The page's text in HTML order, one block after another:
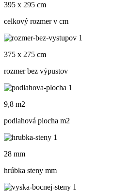
395 x 295 cm
celkový rozmer v cm
375 x 275 cm
rozmer bez výpustov
9,8 m2
podlahová plocha m2
28 mm
hrúbka steny mm